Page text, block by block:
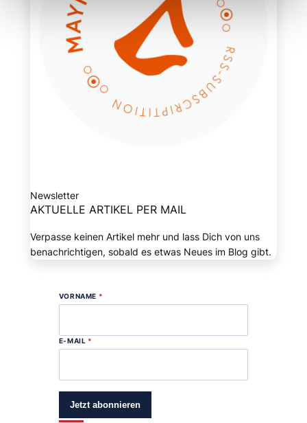
Newsletter
AKTUELLE ARTIKEL PER MAIL
Verpasse keinen Artikel mehr und lass Dich von uns
benachrichtigen, sobald es etwas Neues im Blog gibt.
VORNAME *
E-MAIL *
Jetzt abonnieren